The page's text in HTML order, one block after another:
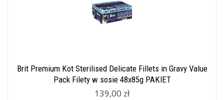
Brit Premium Kot Sterilised Delicate Fillets in Gravy Value
Pack Filety w sosie 48x85g PAKIET
139,00 zł